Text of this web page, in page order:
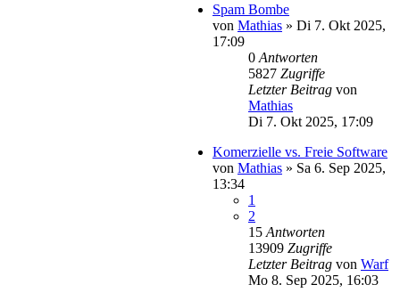
Spam Bombe
von Mathias » Di 7. Okt 2025,
17:09
0 Antworten
5827 Zugriffe
Letzter Beitrag von
Mathias
Di 7. Okt 2025, 17:09
Komerzielle vs. Freie Software
von Mathias » Sa 6. Sep 2025,
13:34
1
2
15 Antworten
13909 Zugriffe
Letzter Beitrag von Warf
Mo 8. Sep 2025, 16:03